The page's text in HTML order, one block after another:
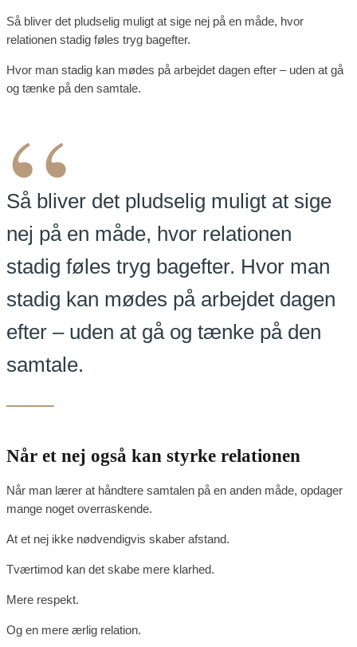
Så bliver det pludselig muligt at sige nej på en måde, hvor
relationen stadig føles tryg bagefter.
Hvor man stadig kan mødes på arbejdet dagen efter – uden at gå
og tænke på den samtale.
“
Så bliver det pludselig muligt at sige
nej på en måde, hvor relationen
stadig føles tryg bagefter. Hvor man
stadig kan mødes på arbejdet dagen
efter – uden at gå og tænke på den
samtale.
Når et nej også kan styrke relationen
Når man lærer at håndtere samtalen på en anden måde, opdager
mange noget overraskende.
At et nej ikke nødvendigvis skaber afstand.
Tværtimod kan det skabe mere klarhed.
Mere respekt.
Og en mere ærlig relation.